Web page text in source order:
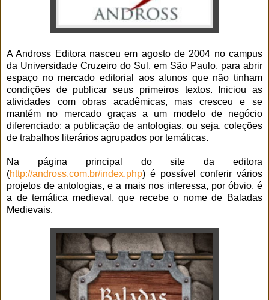
A Andross Editora nasceu em agosto de 2004 no campus
da Universidade Cruzeiro do Sul, em São Paulo, para abrir
espaço no mercado editorial aos alunos que não tinham
condições de publicar seus primeiros textos. Iniciou as
atividades com obras acadêmicas, mas cresceu e se
mantém no mercado graças a um modelo de negócio
diferenciado: a publicação de antologias, ou seja, coleções
de trabalhos literários agrupados por temáticas.
Na página principal do site da editora
(http://andross.com.br/index.php) é possível conferir vários
projetos de antologias, e a mais nos interessa, por óbvio, é
a de temática medieval, que recebe o nome de Baladas
Medievais.